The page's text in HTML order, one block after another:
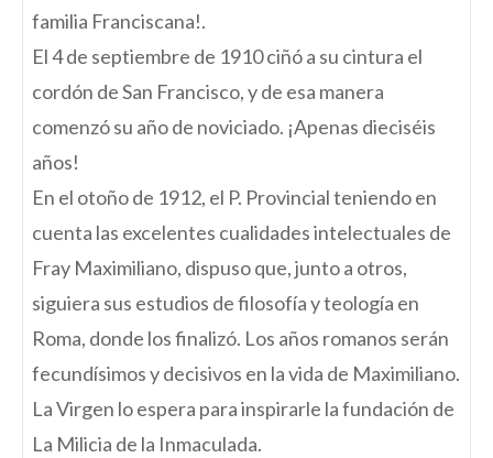
familia Franciscana!.
El 4 de septiembre de 1910 ciñó a su cintura el
cordón de San Francisco, y de esa manera
comenzó su año de noviciado. ¡Apenas dieciséis
años!
En el otoño de 1912, el P. Provincial teniendo en
cuenta las excelentes cualidades intelectuales de
Fray Maximiliano, dispuso que, junto a otros,
siguiera sus estudios de filosofía y teología en
Roma, donde los finalizó. Los años romanos serán
fecundísimos y decisivos en la vida de Maximiliano.
La Virgen lo espera para inspirarle la fundación de
La Milicia de la Inmaculada.